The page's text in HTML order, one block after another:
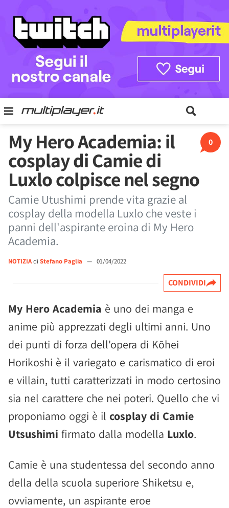
0
My Hero Academia: il
cosplay di Camie di
Luxlo colpisce nel segno
Camie Utushimi prende vita grazie al
cosplay della modella Luxlo che veste i
panni dell'aspirante eroina di My Hero
Academia.
NOTIZIAdi Stefano Paglia — 01/04/2022
CONDIVIDI
My Hero Academia è uno dei manga e
anime più apprezzati degli ultimi anni. Uno
dei punti di forza dell'opera di Kōhei
Horikoshi è il variegato e carismatico di eroi
e villain, tutti caratterizzati in modo certosino
sia nel carattere che nei poteri. Quello che vi
proponiamo oggi è il cosplay di Camie
Utsushimi firmato dalla modella Luxlo.
Camie è una studentessa del secondo anno
della della scuola superiore Shiketsu e,
ovviamente, un aspirante eroe